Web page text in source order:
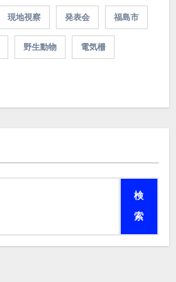
現地視察 発表会 福島市
野生動物 電気柵
検
索